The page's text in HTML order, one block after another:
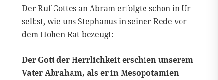
Der Ruf Gottes an Abram erfolgte schon in Ur
selbst, wie uns Stephanus in seiner Rede vor
dem Hohen Rat bezeugt:
Der Gott der Herrlichkeit erschien unserem
Vater Abraham, als er in Mesopotamien